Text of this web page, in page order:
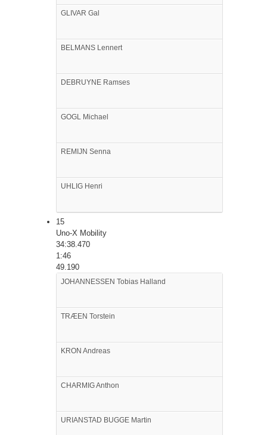
GLIVAR Gal
BELMANS Lennert
DEBRUYNE Ramses
GOGL Michael
REMIJN Senna
UHLIG Henri
15
Uno-X Mobility
34:38.470
1:46
49.190
JOHANNESSEN Tobias Halland
TRÆEN Torstein
KRON Andreas
CHARMIGAnthon
URIANSTAD BUGGE Martin